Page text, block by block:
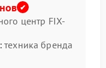
сигнализации.
но
теряется,
центр FIX-
техника бренда